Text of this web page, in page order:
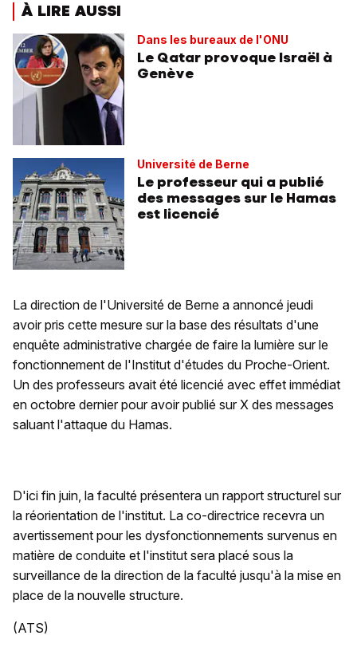
À LIRE AUSSI
Dans les bureaux de l'ONU
Le Qatar provoque Israël à
Genève
Université de Berne
Le professeur qui a publié
des messages sur le Hamas
est licencié
La direction de l'Université de Berne a annoncé jeudi
avoir pris cette mesure sur la base des résultats d'une
enquête administrative chargée de faire la lumière sur le
fonctionnement de l'Institut d'études du Proche-Orient.
Un des professeurs avait été licencié avec effet immédiat
en octobre dernier pour avoir publié sur X des messages
saluant l'attaque du Hamas.
D'ici fin juin, la faculté présentera un rapport structurel sur
la réorientation de l'institut. La co-directrice recevra un
avertissement pour les dysfonctionnements survenus en
matière de conduite et l'institut sera placé sous la
surveillance de la direction de la faculté jusqu'à la mise en
place de la nouvelle structure.
(ATS)